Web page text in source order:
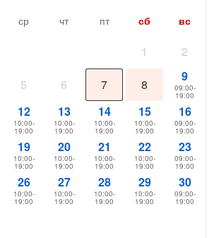
ср чт пт сб вс
1 2
5 6 7 8
9
09:00-
19:00
12
10:00-
19:00
13
10:00-
19:00
14
10:00-
19:00
15
10:00-
19:00
16
09:00-
19:00
19
10:00-
19:00
20
10:00-
19:00
21
10:00-
19:00
22
10:00-
19:00
23
09:00-
19:00
26
10:00-
19:00
27
10:00-
19:00
28
10:00-
19:00
29
10:00-
19:00
30
09:00-
19:00